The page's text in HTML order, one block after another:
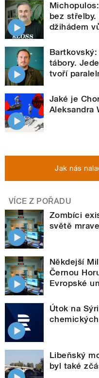
bez
džihádem
tábory.
tvoří
Jaké je
Aleksandra
Jak nás
VÍCE Z POŘADU
Zombíci
světě
Někdejší
Černou
Evropské
Útok na
Libeňský
byl také